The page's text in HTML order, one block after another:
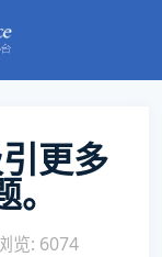
更多
览: 6074